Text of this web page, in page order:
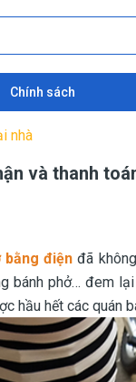
Chính sách
nhà
và thanh
điện đã
bánh phở… đem
hầu hết các quán